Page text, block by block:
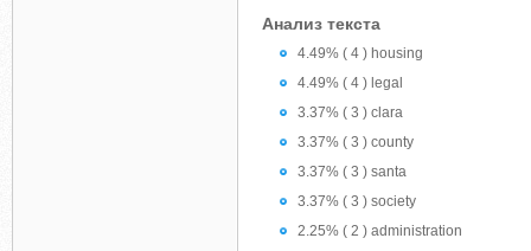
Анализ текста
4.49% ( 4 ) housing
4.49% ( 4 ) legal
3.37% ( 3 ) clara
3.37% ( 3 ) county
3.37% ( 3 ) santa
3.37% ( 3 ) society
2.25% ( 2 ) administration